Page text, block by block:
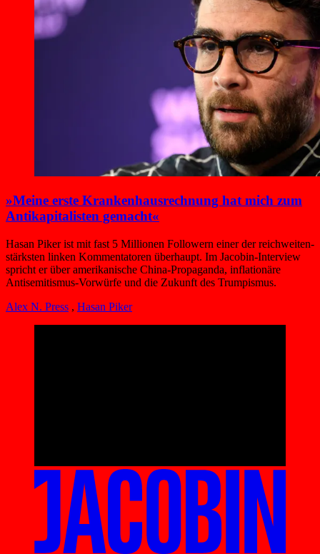
»Meine erste Krankenhaus­rechnung hat mich zum
Antikapitalisten gemacht«
Hasan Piker ist mit fast 5 Millionen Followern einer der reichweiten­
stärksten linken Kommentatoren überhaupt. Im Jacobin-Interview
spricht er über amerikanische China-Propaganda, inflationäre
Antisemitismus-Vorwürfe und die Zukunft des Trumpismus.
Alex N. Press , Hasan Piker